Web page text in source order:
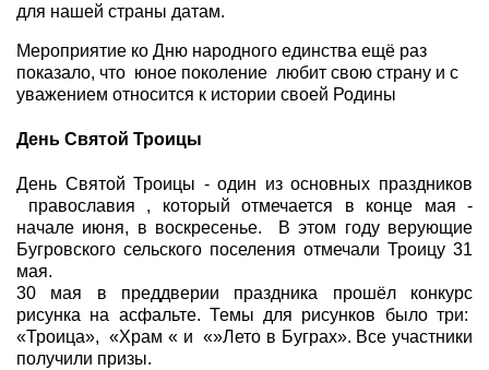
для нашей страны датам.
Мероприятие ко Дню народного единства ещё раз
показало, что юное поколение любит свою страну и с
уважением относится к истории своей Родины
День Святой Троицы
День Святой Троицы - один из основных праздников
православия , который отмечается в конце мая -
начале июня, в воскресенье. В этом году верующие
Бугровского сельского поселения отмечали Троицу 31
мая.
30 мая в преддверии праздника прошёл конкурс
рисунка на асфальте. Темы для рисунков было три:
«Троица», «Храм « и «»Лето в Буграх». Все участники
получили призы.